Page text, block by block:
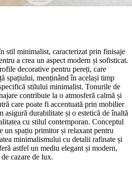
stil minimalist, caracterizat prin finisaje
a crea un aspect modern și sofisticat.
decorative pentru pereți, care
spațiului, menținând în același timp
stilului minimalist. Tonurile de
contribuie la o atmosferă calmă și
care poate fi accentuată prin mobilier
asigură durabilitate și o estetică de înaltă
cu stilul contemporan. Conceptul
un spațiu primitor și relaxant pentru
minimalismului cu detalii rafinate și
astfel un mediu elegant și modern,
cazare de lux.